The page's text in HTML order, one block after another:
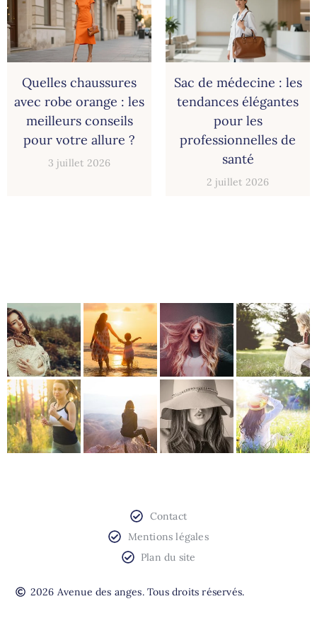
Quelles chaussures
avec robe orange : les
meilleurs conseils
pour votre allure ?
3 juillet 2026
Sac de médecine : les
tendances élégantes
pour les
professionnelles de
santé
2 juillet 2026
Contact
Mentions légales
Plan du site
2026 Avenue des anges. Tous droits réservés.